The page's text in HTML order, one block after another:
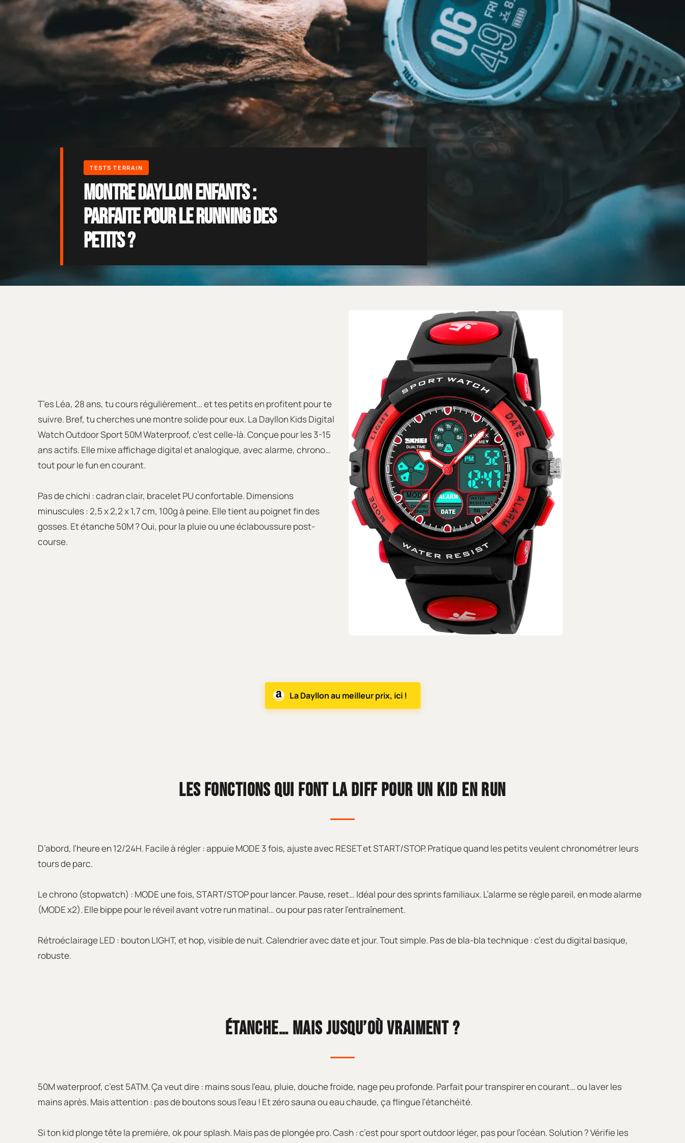
Montre Dayllon Enfants :
Parfaite pour le Running des
Petits ?
T’es Léa, 28 ans, tu cours régulièrement… et tes petits en profitent pour te
suivre. Bref, tu cherches une montre solide pour eux. La Dayllon Kids Digital
Watch Outdoor Sport 50M Waterproof, c’est celle-là. Conçue pour les 3-15
ans actifs. Elle mixe affichage digital et analogique, avec alarme, chrono…
tout pour le fun en courant.
Pas de chichi : cadran clair, bracelet PU confortable. Dimensions
minuscules : 2,5 x 2,2 x 1,7 cm, 100g à peine. Elle tient au poignet fin des
gosses. Et étanche 50M ? Oui, pour la pluie ou une éclaboussure post-
course.
La Dayllon au meilleur prix, ici !
LES FONCTIONS QUI FONT LA DIFF POUR UN KID EN RUN
D’abord, l’heure en 12/24H. Facile à régler : appuie MODE 3 fois, ajuste avec RESET et START/STOP. Pratique quand les petits veulent chronométrer leurs
tours de parc.
Le chrono (stopwatch) : MODE une fois, START/STOP pour lancer. Pause, reset… Idéal pour des sprints familiaux. L’alarme se règle pareil, en mode alarme
(MODE x2). Elle bippe pour le réveil avant votre run matinal… ou pour pas rater l’entraînement.
Rétroéclairage LED : bouton LIGHT, et hop, visible de nuit. Calendrier avec date et jour. Tout simple. Pas de bla-bla technique : c’est du digital basique,
robuste.
ÉTANCHE… MAIS JUSQU’OÙ VRAIMENT ?
50M waterproof, c’est 5ATM. Ça veut dire : mains sous l’eau, pluie, douche froide, nage peu profonde. Parfait pour transpirer en courant… ou laver les
mains après. Mais attention : pas de boutons sous l’eau ! Et zéro sauna ou eau chaude, ça flingue l’étanchéité.
Si ton kid plonge tête la première, ok pour splash. Mais pas de plongée pro. Cash : c’est pour sport outdoor léger, pas pour l’océan. Solution ? Vérifie les